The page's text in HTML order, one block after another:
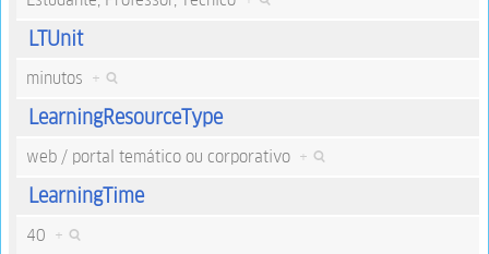
LTUnit
minutos +
LearningResourceType
web / portal temático ou corporativo +
LearningTime
40 +